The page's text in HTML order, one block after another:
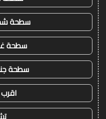
سطحة
سطحة
سطحة